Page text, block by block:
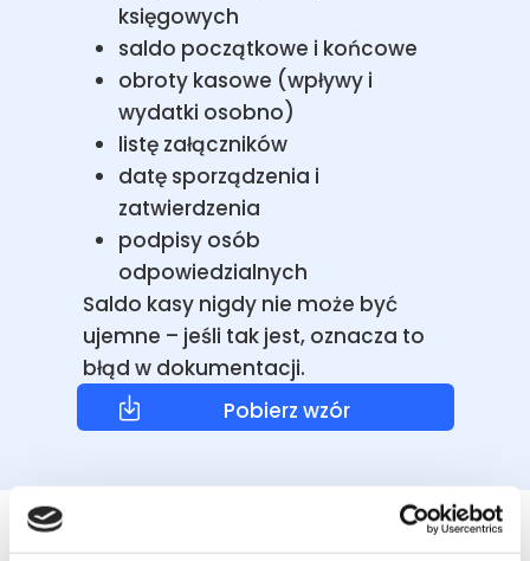
księgowych
saldo początkowe i końcowe
obroty kasowe (wpływy i
wydatki osobno)
listę załączników
datę sporządzenia i
zatwierdzenia
podpisy osób
odpowiedzialnych
Saldo kasy nigdy nie może być
ujemne – jeśli tak jest, oznacza to
błąd w dokumentacji.
Raport kasowy a
Pobierz wzór